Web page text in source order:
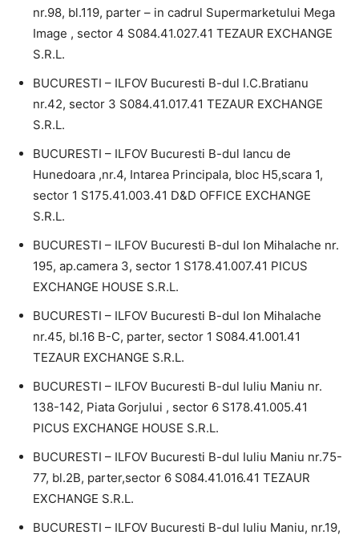
nr.98, bl.119, parter – in cadrul Supermarketului Mega
Image , sector 4 S084.41.027.41 TEZAUR EXCHANGE
S.R.L.
BUCURESTI – ILFOV Bucuresti B-dul I.C.Bratianu
nr.42, sector 3 S084.41.017.41 TEZAUR EXCHANGE
S.R.L.
BUCURESTI – ILFOV Bucuresti B-dul Iancu de
Hunedoara ,nr.4, Intarea Principala, bloc H5,scara 1,
sector 1 S175.41.003.41 D&D OFFICE EXCHANGE
S.R.L.
BUCURESTI – ILFOV Bucuresti B-dul Ion Mihalache nr.
195, ap.camera 3, sector 1 S178.41.007.41 PICUS
EXCHANGE HOUSE S.R.L.
BUCURESTI – ILFOV Bucuresti B-dul Ion Mihalache
nr.45, bl.16 B-C, parter, sector 1 S084.41.001.41
TEZAUR EXCHANGE S.R.L.
BUCURESTI – ILFOV Bucuresti B-dul Iuliu Maniu nr.
138-142, Piata Gorjului , sector 6 S178.41.005.41
PICUS EXCHANGE HOUSE S.R.L.
BUCURESTI – ILFOV Bucuresti B-dul Iuliu Maniu nr.75-
77, bl.2B, parter,sector 6 S084.41.016.41 TEZAUR
EXCHANGE S.R.L.
BUCURESTI – ILFOV Bucuresti B-dul Iuliu Maniu, nr.19,